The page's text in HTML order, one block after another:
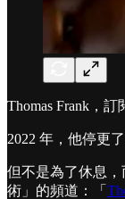
Thomas Frank，訂
2022 年，他停更了
但不是為了休息
術」的頻道：「